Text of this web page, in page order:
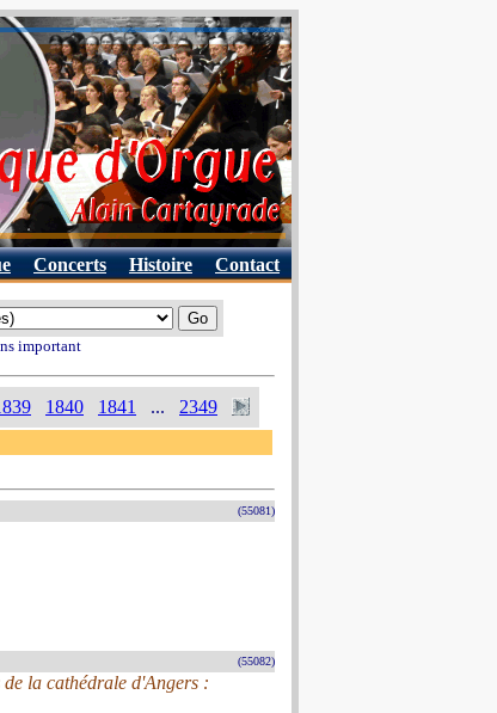
Concerts Histoire Contact
important
1840 1841 ... 2349
(55081)
(55082)
la cathédrale d'Angers :